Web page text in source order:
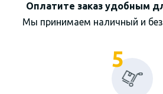
Оплатите заказ удобным
Мы принимаем наличный и
5